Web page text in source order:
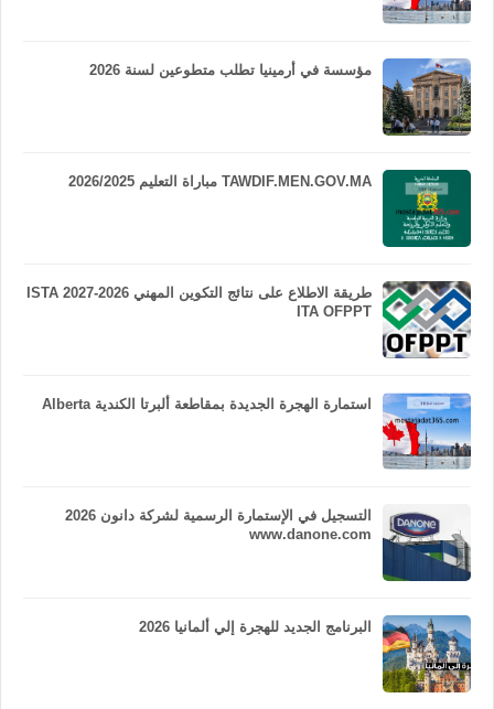
مؤسسة في أرمينيا تطلب متطوعين لسنة 2026
TAWDIF.MEN.GOV.MA مباراة التعليم 2026/2025
طريقة الاطلاع على نتائج التكوين المهني 2026-2027 ISTA
ITA OFPPT
استمارة الهجرة الجديدة بمقاطعة ألبرتا الكندية Alberta
التسجيل في الإستمارة الرسمية لشركة دانون 2026
www.danone.com
البرنامج الجديد للهجرة إلي ألمانيا 2026